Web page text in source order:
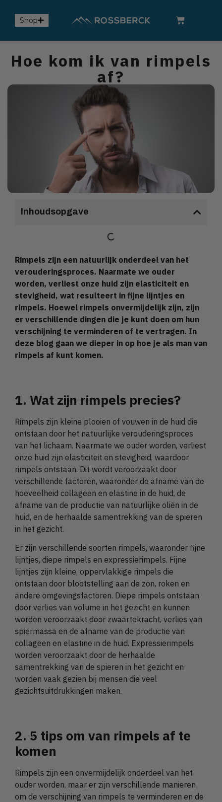
Shop
Hoe kom ik van rimpels
af?
Inhoudsopgave
Rimpels zijn een natuurlijk onderdeel van het
verouderingsproces. Naarmate we ouder
worden, verliest onze huid zijn elasticiteit en
stevigheid, wat resulteert in fijne lijntjes en
rimpels. Hoewel rimpels onvermijdelijk zijn, zijn
er verschillende dingen die je kunt doen om hun
verschijning te verminderen of te vertragen. In
deze blog gaan we dieper in op hoe je als man van
rimpels af kunt komen.
1. Wat zijn rimpels precies?
Rimpels zijn kleine plooien of vouwen in de huid die
ontstaan door het natuurlijke verouderingsproces
van het lichaam. Naarmate we ouder worden, verliest
onze huid zijn elasticiteit en stevigheid, waardoor
rimpels ontstaan. Dit wordt veroorzaakt door
verschillende factoren, waaronder de afname van de
hoeveelheid collageen en elastine in de huid, de
afname van de productie van natuurlijke oliën in de
huid, en de herhaalde samentrekking van de spieren
in het gezicht.
Er zijn verschillende soorten rimpels, waaronder fijne
lijntjes, diepe rimpels en expressierimpels. Fijne
lijntjes zijn kleine, oppervlakkige rimpels die
ontstaan door blootstelling aan de zon, roken en
andere omgevingsfactoren. Diepe rimpels ontstaan
door verlies van volume in het gezicht en kunnen
worden veroorzaakt door zwaartekracht, verlies van
spiermassa en de afname van de productie van
collageen en elastine in de huid. Expressierimpels
worden veroorzaakt door de herhaalde
samentrekking van de spieren in het gezicht en
worden vaak gezien bij mensen die veel
gezichtsuitdrukkingen maken.
2. 5 tips om van rimpels af te
komen
Rimpels zijn een onvermijdelijk onderdeel van het
ouder worden, maar er zijn verschillende manieren
om de verschijning van rimpels te verminderen en de